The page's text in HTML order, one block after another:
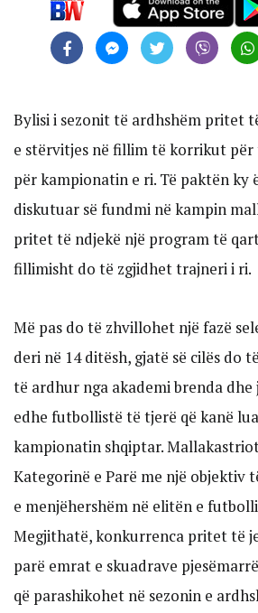
Bylisi i sezonit të ardhshëm pritet
e stërvitjes në fillim të korrikut
për kampionatin e ri. Të paktën ky
diskutuar së fundmi në kampin
pritet të ndjekë një program të
fillimisht do të zgjidhet trajneri i ri.
Më pas do të zhvillohet një fazë
deri në 14 ditësh, gjatë së cilës do
të ardhur nga akademi brenda
edhe futbollistë të tjerë që kanë
kampionatin shqiptar.
Kategorinë e Parë me një objektiv
e menjëhershëm në elitën e
Megjithatë, konkurrenca pritet të
parë emrat e skuadrave
që parashikohet në sezonin e